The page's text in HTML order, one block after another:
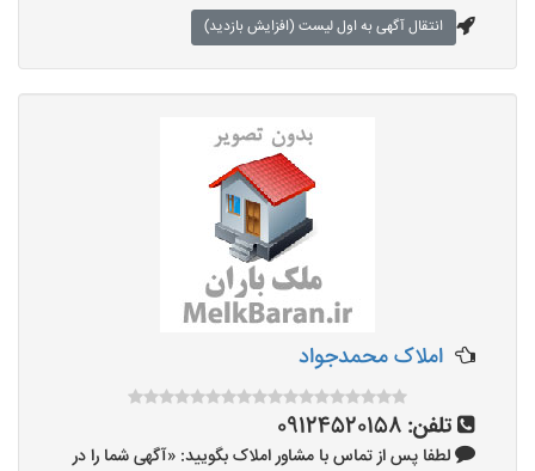
انتقال آگهی به اول لیست (افزایش بازدید)
املاک محمدجواد
تلفن: 09124520158
لطفا پس از تماس با مشاور املاک بگویید: «آگهی شما را در